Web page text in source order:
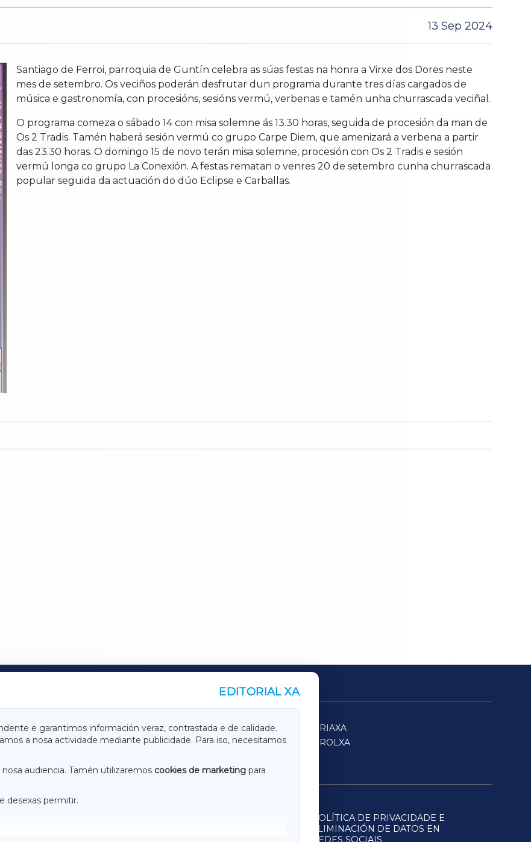
13 Sep 2024
Santiago de Ferroi, parroquia de Guntín celebra as súas festas na honra a Virxe dos Dores neste
mes de setembro. Os veciños poderán desfrutar dun programa durante tres días cargados de
música e gastronomía, con procesións, sesións vermú, verbenas e tamén unha churrascada veciñal.
O programa comeza o sábado 14 con misa solemne ás 13.30 horas, seguida de procesión da man de
Os 2 Tradis. Tamén haberá sesión vermú co grupo Carpe Diem, que amenizará a verbena a partir
das 23.30 horas. O domingo 15 de novo terán misa solemne, procesión con Os 2 Tradis e sesión
vermú longa co grupo La Conexión. A festas rematan o venres 20 de setembro cunha churrascada
popular seguida da actuación do dúo Eclipse e Carballas.
EDITORIAL XA
e garantimos información veraz, contrastada e de calidade.
a nosa actividade mediante publicidade. Para iso, necesitamos
nosa audiencia. Tamén utilizaremos cookies de marketing para
desexas permitir.
TERRACHAXA
SARRIAXA
ACORUÑAXA
FERROLXA
POLÍTICA DE PRIVACIDADE E
ELIMINACIÓN DE DATOS EN
REDES SOCIAIS